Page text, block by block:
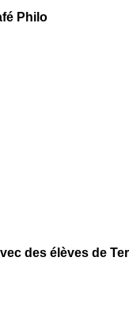
Philo
des élèves de